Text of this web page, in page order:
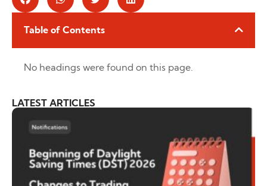
Table of Contents
No headings were found on this page.
LATEST ARTICLES